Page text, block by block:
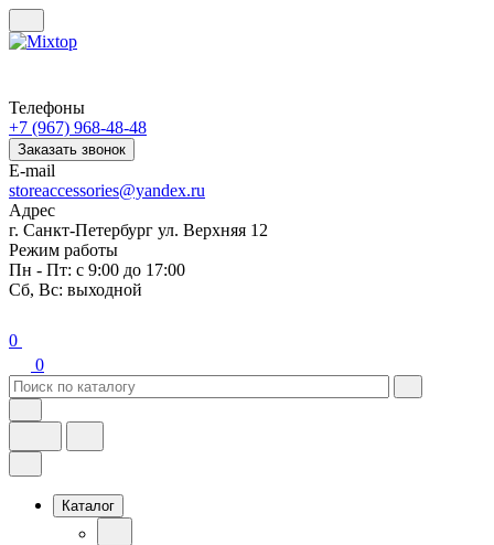
Телефоны
+7 (967) 968-48-48
Заказать звонок
E-mail
storeaccessories@yandex.ru
Адрес
г. Санкт-Петербург ул. Верхняя 12
Режим работы
Пн - Пт: с 9:00 до 17:00
Сб, Вс: выходной
0
0
Каталог